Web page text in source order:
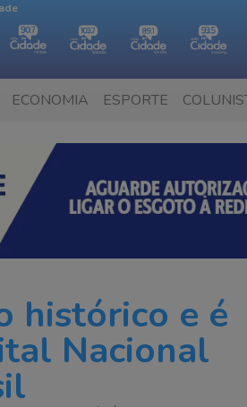
ECONOMIA ESPORTE
histórico e é
Nacional